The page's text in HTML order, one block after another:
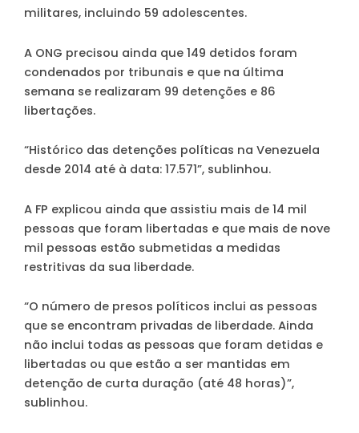
militares, incluindo 59 adolescentes.
A ONG precisou ainda que 149 detidos foram
condenados por tribunais e que na última
semana se realizaram 99 detenções e 86
libertações.
“Histórico das detenções políticas na Venezuela
desde 2014 até à data: 17.571”, sublinhou.
A FP explicou ainda que assistiu mais de 14 mil
pessoas que foram libertadas e que mais de nove
mil pessoas estão submetidas a medidas
restritivas da sua liberdade.
“O número de presos políticos inclui as pessoas
que se encontram privadas de liberdade. Ainda
não inclui todas as pessoas que foram detidas e
libertadas ou que estão a ser mantidas em
detenção de curta duração (até 48 horas)”,
sublinhou.